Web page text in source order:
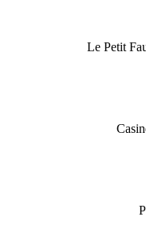
Le Petit